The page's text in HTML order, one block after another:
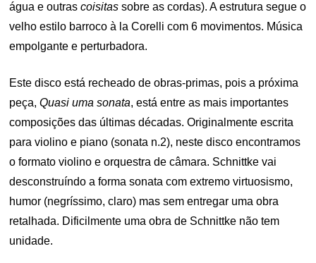
água e outrascoisitas sobre as cordas). A estrutura segue o
velho estilo barroco à la Corelli com 6 movimentos. Música
empolgante e perturbadora.
Este disco está recheado de obras-primas, pois a próxima
peça,Quasi uma sonata, está entre as mais importantes
composições das últimas décadas. Originalmente escrita
para violino e piano (sonata n.2), neste disco encontramos
o formato violino e orquestra de câmara. Schnittke vai
desconstruíndo a forma sonata com extremo virtuosismo,
humor (negríssimo, claro) mas sem entregar uma obra
retalhada. Dificilmente uma obra de Schnittke não tem
unidade.